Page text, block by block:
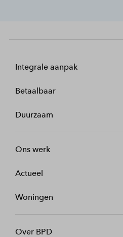
Integrale aanpak
Betaalbaar
Duurzaam
Ons werk
Actueel
Woningen
Over BPD